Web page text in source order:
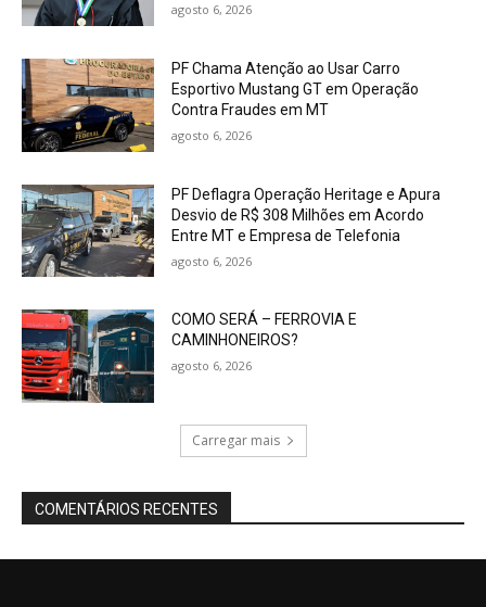
agosto 6, 2026
PF Chama Atenção ao Usar Carro
Esportivo Mustang GT em Operação
Contra Fraudes em MT
agosto 6, 2026
PF Deflagra Operação Heritage e Apura
Desvio de R$ 308 Milhões em Acordo
Entre MT e Empresa de Telefonia
agosto 6, 2026
COMO SERÁ – FERROVIA E
CAMINHONEIROS?
agosto 6, 2026
Carregar mais
COMENTÁRIOS RECENTES